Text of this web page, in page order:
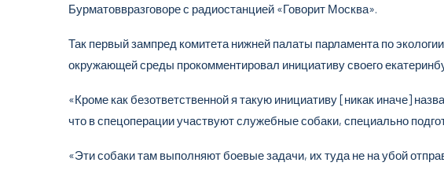
Бурматоввразговоре с радиостанцией «Говорит Москва».
Так первый зампред комитета нижней палаты парламента по
окружающей среды прокомментировал инициативу своего
«Кроме как безответственной я такую инициативу [никак иначе]
что в спецоперации участвуют служебные собаки, специально
«Эти собаки там выполняют боевые задачи, их туда не на убой